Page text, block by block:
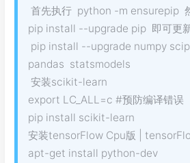
首先执行 python -m ensurepip
pip install --upgrade pip 即可更
pip install --upgrade numpy
pandas statsmodels
安装scikit-learn
export LC_ALL=c #预防编译错误
pip install scikit-learn
安装tensorFlow Cpu版 |
apt-get install python-dev